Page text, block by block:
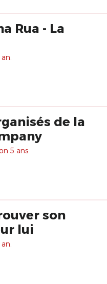
Rua - La
de la
5 ans.
son
lui